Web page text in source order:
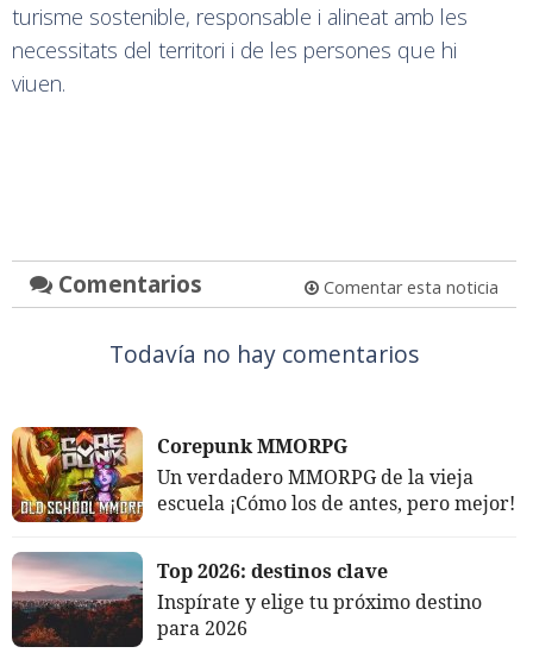
turisme sostenible, responsable i alineat amb les
necessitats del territori i de les persones que hi
viuen.
Comentarios Comentar esta noticia
Todavía no hay comentarios
Corepunk MMORPG
Un verdadero MMORPG de la vieja
escuela ¡Cómo los de antes, pero mejor!
Top 2026: destinos clave
Inspírate y elige tu próximo destino
para 2026